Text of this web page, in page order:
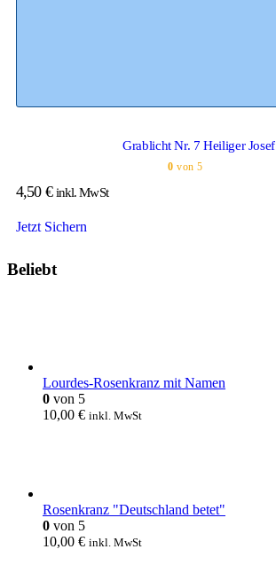
Grablicht Nr. 7 Heiliger Josef
0 von 5
4,50 € inkl. MwSt
Jetzt Sichern
Beliebt
Lourdes-Rosenkranz mit Namen
0 von 5
10,00 € inkl. MwSt
Rosenkranz "Deutschland betet"
0 von 5
10,00 € inkl. MwSt